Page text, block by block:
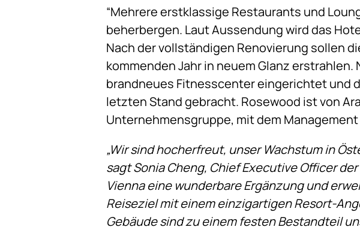
“Mehrere erstklassige Restaurants und
beherbergen. Laut Aussendung wird das
Nach der vollständigen Renovierung sollen
kommenden Jahr in neuem Glanz
brandneues Fitnesscenter eingerichtet und
letzten Stand gebracht. Rosewood ist von
Unternehmensgruppe, mit dem
„Wir sind hocherfreut, unser Wachstum in
sagt Sonia Cheng, Chief Executive Officer
Vienna eine wunderbare Ergänzung und
Reiseziel mit einem einzigartigen Resort-
Gebäude sind zu einem festen Bestandteil